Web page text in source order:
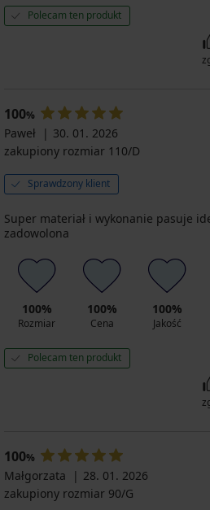
Polecam ten produkt
100%
Paweł
30. 01. 2026
zakupiony rozmiar 110/D
Sprawdzony klient
Super materiał i wykonanie pasuje
zadowolona
100%
Rozmiar
100%
Cena
100%
Jakość
Polecam ten produkt
100%
Małgorzata
28. 01. 2026
zakupiony rozmiar 90/G